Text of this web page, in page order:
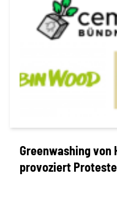
Greenwashing von
provoziert Proteste